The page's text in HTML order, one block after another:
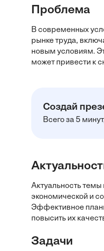
Проблема
В современных
рынке труда,
новым условиям.
может привести к
Создай
Всего за 5
Актуальность
экономической и
Эффективное
повысить их
Задачи